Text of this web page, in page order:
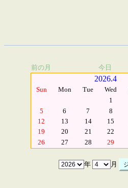
前の月 今日
2026.4
Sun Mon Tue Wed
1
5
6 7 8
12
13 14 15
19
20 21 22
26
27 28 29
年 月